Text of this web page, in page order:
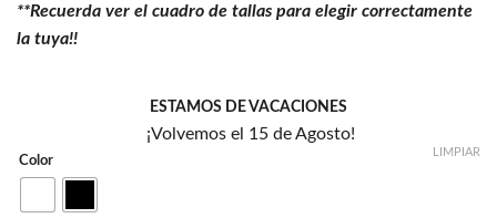
**Recuerda ver el cuadro de tallas para elegir correctamente
la tuya!!
ESTAMOS DE VACACIONES
¡Volvemos el 15 de Agosto!
Color
LIMPIAR